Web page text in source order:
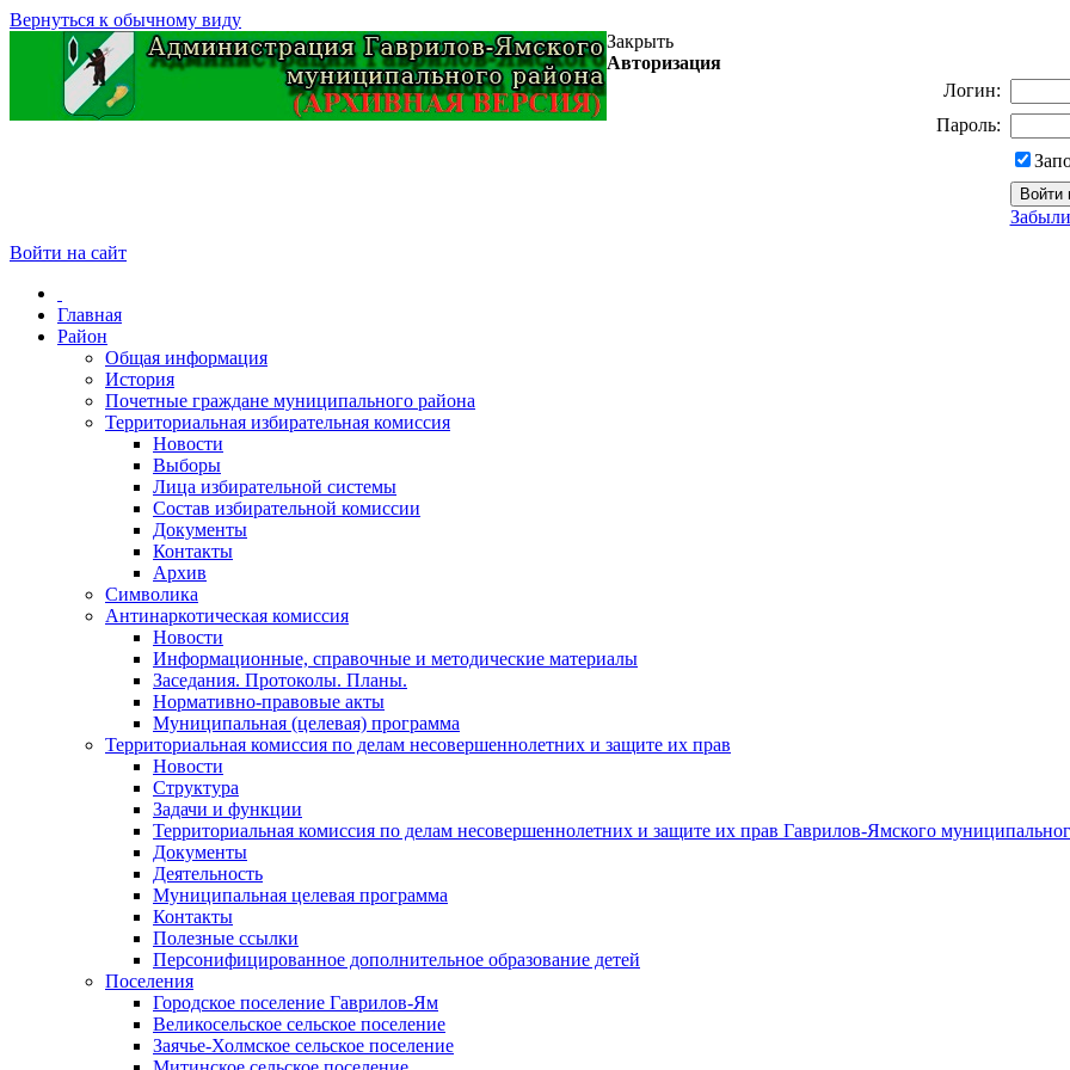
Вернуться к обычному виду
Закрыть
Авторизация
Логин:
Пароль:
Войти на сайт
Главная
Район
Общая информация
История
Почетные граждане муниципального района
Территориальная избирательная комиссия
Новости
Выборы
Лица избирательной системы
Состав избирательной комиссии
Документы
Контакты
Архив
Символика
Антинаркотическая комиссия
Новости
Информационные, справочные и методические материалы
Заседания. Протоколы. Планы.
Нормативно-правовые акты
Муниципальная (целевая) программа
Территориальная комиссия по делам несовершеннолетних и защите их прав
Новости
Структура
Задачи и функции
Территориальная комиссия по делам несовершеннолетних и защите их прав Гаврилов-Ямского
Документы
Деятельность
Муниципальная целевая программа
Контакты
Полезные ссылки
Персонифицированное дополнительное образование детей
Поселения
Городское поселение Гаврилов-Ям
Великосельское сельское поселение
Заячье-Холмское сельское поселение